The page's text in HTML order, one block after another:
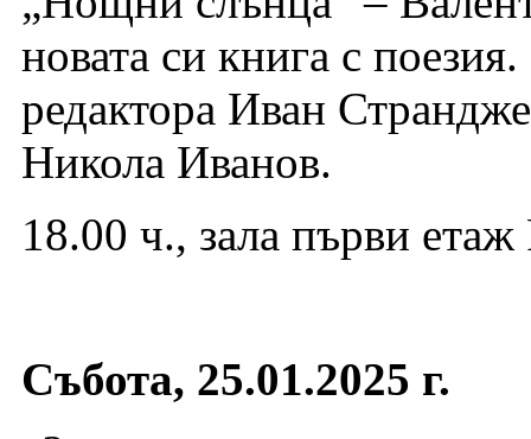
новата си книга с
редактора Иван
Никола Иванов.
18.00 ч., зала първи
Събота, 25.01.2025 г.